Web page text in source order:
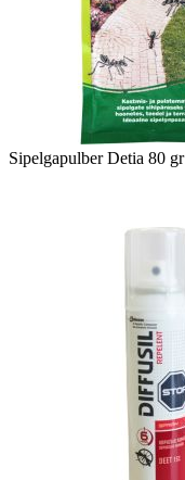
Sipelgapulber Detia 80 gr